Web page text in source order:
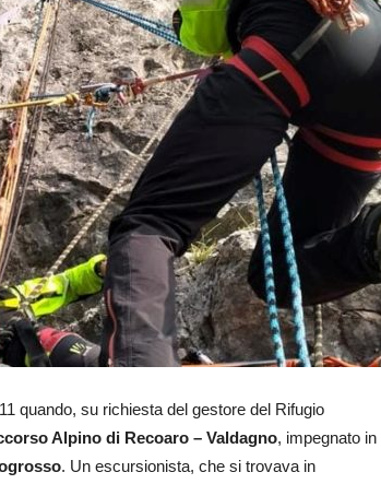
quando, su richiesta del gestore del Rifugio
Alpino di Recoaro – Valdagno, impegnato in
. Un escursionista, che si trovava in